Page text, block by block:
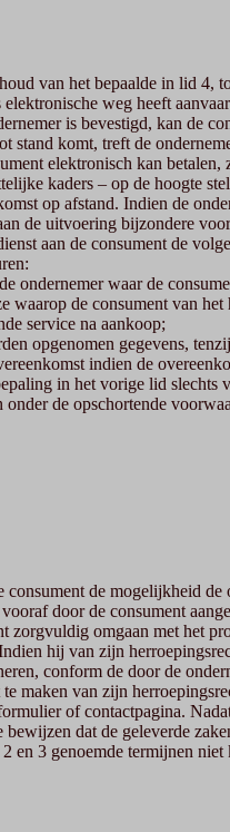
van het bepaalde in lid 4,
weg heeft
is bevestigd, kan de
stand komt, treft de
elektronisch kan betalen,
kaders – op de hoogte
op afstand. Indien de
de uitvoering bijzondere
aan de consument de
ondernemer waar de
waarop de consument van
service na aankoop;
opgenomen gegevens,
indien de
in het vorige lid slechts
de opschortende
de mogelijkheid
door de consument
zorgvuldig omgaan met het
hij van zijn
conform de door de
maken van zijn
of contactpagina.
bewijzen dat de geleverde
en 3 genoemde termijnen